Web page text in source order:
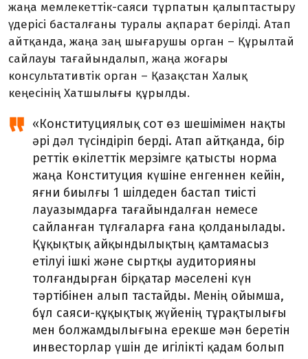
жаңа мемлекеттік-саяси тұрпатын қалыптастыру
үдерісі басталғаны туралы ақпарат берілді. Атап
айтқанда, жаңа заң шығарушы орган – Құрылтай
сайлауы тағайындалып, жаңа жоғары
консультативтік орган – Қазақстан Халық
кеңесінің Хатшылығы құрылды.
«Конституциялық сот өз шешімімен нақты
әрі дәл түсіндіріп берді. Атап айтқанда, бір
реттік өкілеттік мерзімге қатысты норма
жаңа Конституция күшіне енгеннен кейін,
яғни биылғы 1 шілдеден бастап тиісті
лауазымдарға тағайындалған немесе
сайланған тұлғаларға ғана қолданылады.
Құқықтық айқындылықтың қамтамасыз
етілуі ішкі және сыртқы аудиторияны
толғандырған бірқатар мәселені күн
тәртібінен алып тастайды. Менің ойымша,
бұл саяси-құқықтық жүйенің тұрақтылығы
мен болжамдылығына ерекше мән беретін
инвесторлар үшін де игілікті қадам болып